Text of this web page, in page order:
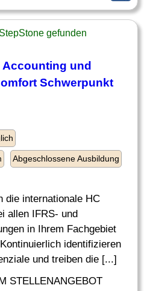
gefunden
und
Schwerpunkt
Abgeschlossene Ausbildung
die internationale HC
allen IFRS- und
in Ihrem Fachgebiet
identifizieren
und treiben die [...]
STELLENANGEBOT